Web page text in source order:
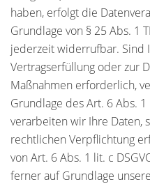
haben, erfolgt die
Grundlage von § 25 Abs. 1
jederzeit widerrufbar. Sind
Vertragserfüllung oder zur
Maßnahmen erforderlich,
Grundlage des Art. 6 Abs.
verarbeiten wir Ihre Daten,
rechtlichen Verpflichtung
von Art. 6 Abs. 1 lit. c
ferner auf Grundlage